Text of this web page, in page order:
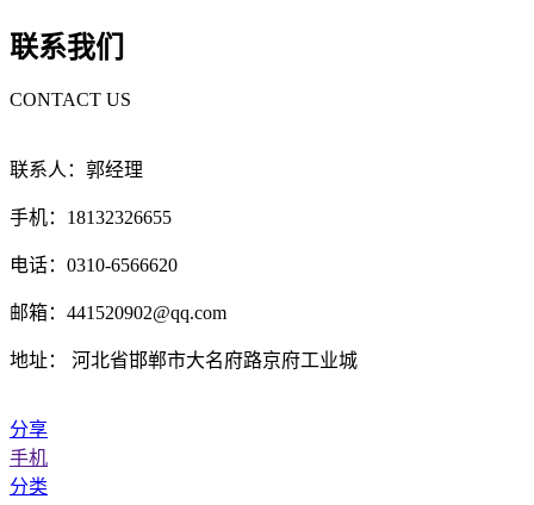
联系我们
CONTACT US
联系人：郭经理
手机：18132326655
电话：0310-6566620
邮箱：441520902@qq.com
地址： 河北省邯郸市大名府路京府工业城
分享
手机
分类